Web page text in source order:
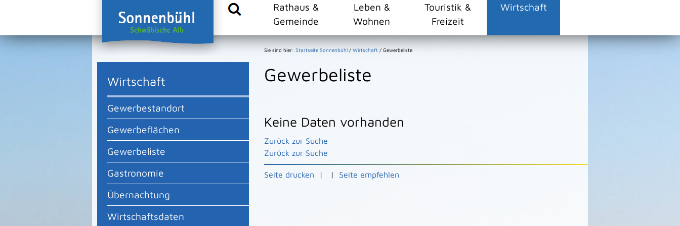
Rathaus &
Gemeinde
Leben &
Wohnen
Touristik &
Freizeit
Wirtschaft
Wirtschaft
Gewerbestandort
Gewerbeflächen
Gewerbeliste
Gastronomie
Übernachtung
Wirtschaftsdaten
Sie sind hier: Startseite Sonnenbühl / Wirtschaft / Gewerbeliste
Gewerbeliste
Keine Daten vorhanden
Zurück zur Suche
Zurück zur Suche
Seite drucken | | Seite empfehlen